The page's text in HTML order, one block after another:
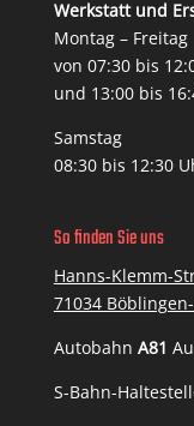
Werkstatt und
Montag – Freitag
von 07:30 bis
und 13:00 bis
Samstag
08:30 bis 12:30
So finden Sie uns
Hanns-Klemm-
71034
Autobahn A81
S-Bahn-